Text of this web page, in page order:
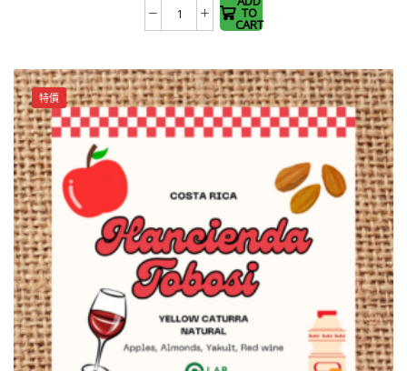
巴
馬
Mil
Cumbres
藝
洗
次
23324
（天
板
級
TO
CART
options
chosen
on the
product
page
特價